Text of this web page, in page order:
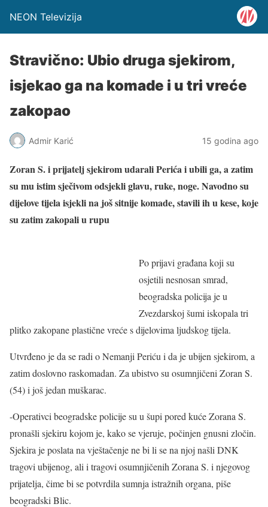
NEON Televizija
Stravično: Ubio druga sjekirom,
isjekao ga na komade i u tri vreće
zakopao
Admir Karić 15 godina ago
Zoran S. i prijatelj sjekirom udarali Perića i ubili ga, a zatim
su mu istim sječivom odsjekli glavu, ruke, noge. Navodno su
dijelove tijela isjekli na još sitnije komade, stavili ih u kese, koje
su zatim zakopali u rupu
Po prijavi građana koji su
osjetili nesnosan smrad,
beogradska policija je u
Zvezdarskoj šumi iskopala tri
plitko zakopane plastične vreće s dijelovima ljudskog tijela.
Utvrđeno je da se radi o Nemanji Periću i da je ubijen sjekirom, a
zatim doslovno raskomadan. Za ubistvo su osumnjičeni Zoran S.
(54) i još jedan muškarac.
-Operativci beogradske policije su u šupi pored kuće Zorana S.
pronašli sjekiru kojom je, kako se vjeruje, počinjen gnusni zločin.
Sjekira je poslata na vještačenje ne bi li se na njoj našli DNK
tragovi ubijenog, ali i tragovi osumnjičenih Zorana S. i njegovog
prijatelja, čime bi se potvrdila sumnja istražnih organa, piše
beogradski Blic.